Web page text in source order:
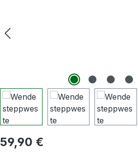
Regulärer Preis:
59,90 €